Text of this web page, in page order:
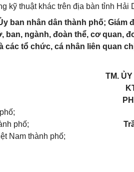
kỹ thuật khác trên địa bàn tỉnh Hải
ban nhân dân thành phố; Giám
ngành, đoàn thể, cơ quan,
các tổ chức, cá nhân liên quan
phố;
Nam thành phố;
TM.